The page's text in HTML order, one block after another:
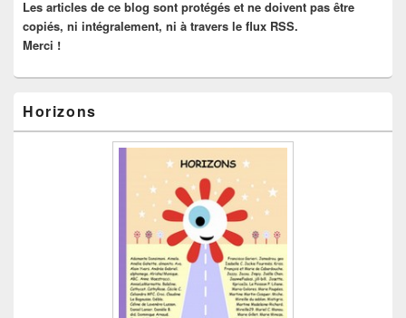
Les articles de ce blog sont protégés et ne doivent pas être
copiés, ni intégralement, ni à travers le flux RSS.
Merci !
Horizons